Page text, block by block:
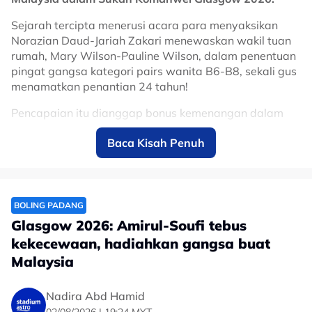
Sejarah tercipta menerusi acara para menyaksikan
Norazian Daud-Jariah Zakari menewaskan wakil tuan
rumah, Mary Wilson-Pauline Wilson, dalam penentuan
pingat gangsa kategori pairs wanita B6-B8, sekali gus
menamatkan penantian 24 tahun!
Pencapaian itu dianggap bonus kemenangan dalam
kem boling padang kebangsaan yang kembali meraih
pingat buat skuad para sejak kali terakhir pada edisi
2002 di Manchester.
Baca Kisah Penuh
BOLING PADANG
Glasgow 2026: Amirul-Soufi tebus
kekecewaan, hadiahkan gangsa buat
Malaysia
Nadira Abd Hamid